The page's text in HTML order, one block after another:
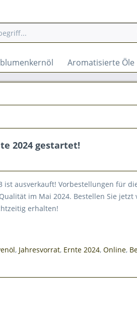
Aromatisierte Öle
2024 gestartet!
ist ausverkauft! Vorbestellungen für
im Mai 2024. Bestellen Sie jetzt
erhalten!
, Jahresvorrat, Ernte 2024,Online,